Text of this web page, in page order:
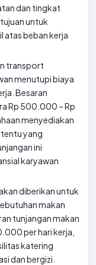
dan tingkat
untuk
atas beban kerja
transport
menutupi biaya
Besaran
Rp 500.000 – Rp
menyediakan
yang
ini
karyawan
diberikan untuk
makan
tunjangan makan
per hari kerja,
katering
dan bergizi.